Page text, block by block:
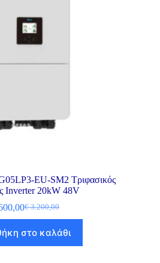
EU-SM2 Τριφασικός
Inverter 20kW 48V
€3.200,00
στο καλάθι